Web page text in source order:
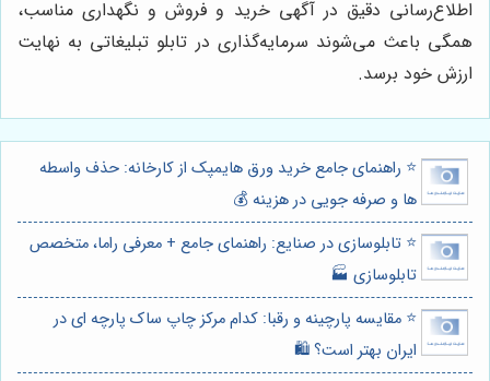
اطلاع‌رسانی دقیق در آگهی خرید و فروش و نگهداری مناسب،
همگی باعث می‌شوند سرمایه‌گذاری در تابلو تبلیغاتی به نهایت
ارزش خود برسد.
⭐️ راهنمای جامع خرید ورق هایمپک از کارخانه: حذف واسطه
ها و صرفه جویی در هزینه 💰
⭐️ تابلوسازی در صنایع: راهنمای جامع + معرفی راما، متخصص
تابلوسازی 🏭
⭐️ مقایسه پارچینه و رقبا: کدام مرکز چاپ ساک پارچه ای در
ایران بهتر است؟ 🛍️